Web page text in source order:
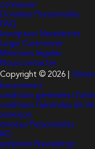
connexion
Données Personnelles
FAQ
Inscription Newsletter
Login Customizer
Mentions légales
Nous contacter
Copyright © 2026 |
générales
Générales de
Personnelles
Newsletter